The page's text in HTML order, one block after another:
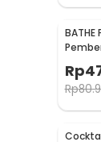
BATHE
Magic
-Rp
Rp